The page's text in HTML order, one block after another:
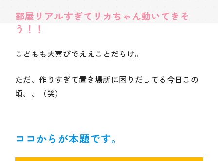
部屋リアルすぎてリカちゃん動いてきそ
う！！
こどもも大喜びでええことだらけ。
ただ、作りすぎて置き場所に困りだしてる今日この
頃、、（笑）
ココからが本題です。